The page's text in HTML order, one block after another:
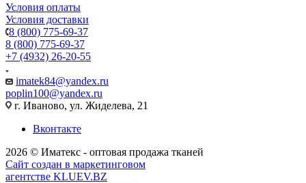
Условия оплаты
Условия доставки
8 (800) 775-69-37
8 (800) 775-69-37
+7 (4932) 26-20-55
imatek84@yandex.ru
poplin100@yandex.ru
г. Иваново, ул. Жиделева, 21
Вконтакте
2026 © Иматекс - оптовая продажа тканей
Сайт создан в маркетинговом
агентстве KLUEV.BZ